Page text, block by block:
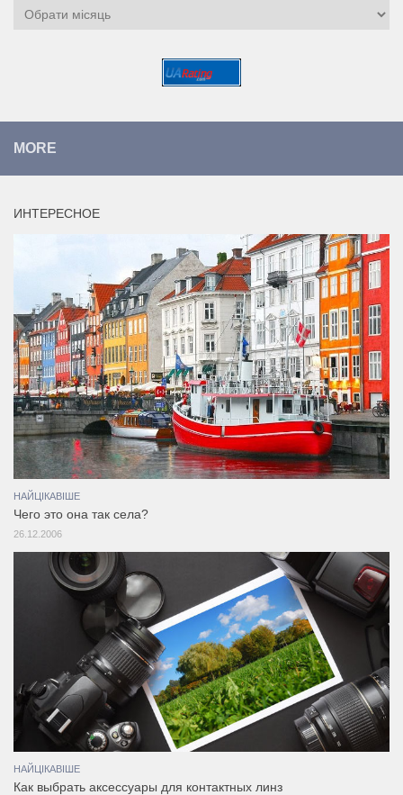
Архіви
MORE
ИНТЕРЕСНОЕ
НАЙЦІКАВІШЕ
Чего это она так села?
26.12.2006
НАЙЦІКАВІШЕ
Как выбрать аксессуары для контактных линз